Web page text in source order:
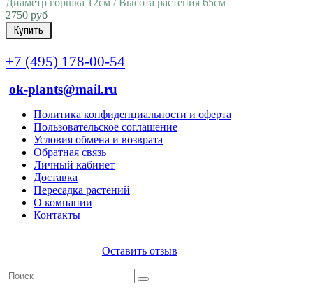
2750 руб
Купить
+7 (495) 178-00-54
ok-plants@mail.ru
Политика конфиденциальности и оферта
Пользовательское соглашение
Условия обмена и возврата
Обратная связь
Личный кабинет
Доставка
Пересадка растений
О компании
Контакты
Оставить отзыв